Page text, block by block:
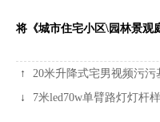
将《城市住宅小区\园林景观
↑
20米升降式宅男视频污
↓
7米led70w单臂路灯灯杆